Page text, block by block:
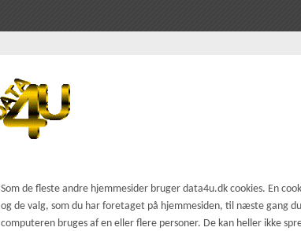
Som de fleste andre hjemmesider bruger data4u.dk cookies. En
og de valg, som du har foretaget på hjemmesiden, til næste gang
computeren bruges af en eller flere personer. De kan heller ikke